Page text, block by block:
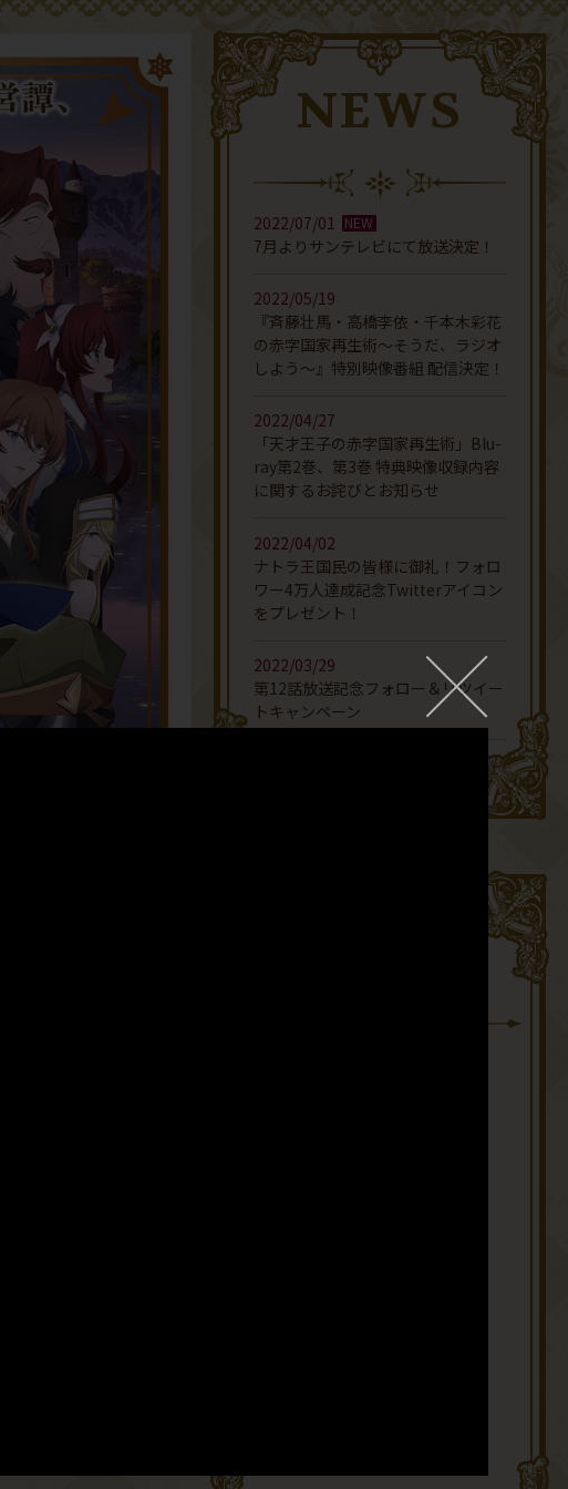
×
NEWS
2022/07/01
7月よりサンテレビにて放送決定！
2022/05/19
『斉藤壮馬・高橋李依・千本木彩花
の赤字国家再生術～そうだ、ラジオ
しよう～』特別映像番組 配信決定！
2022/04/27
「天才王子の赤字国家再生術」Blu-
ray第2巻、第3巻 特典映像収録内容
に関するお詫びとお知らせ
2022/04/02
ナトラ王国民の皆様に御礼！フォロ
ワー4万人達成記念Twitterアイコン
をプレゼント！
2022/03/29
第12話放送記念フォロー＆リツイー
トキャンペーン